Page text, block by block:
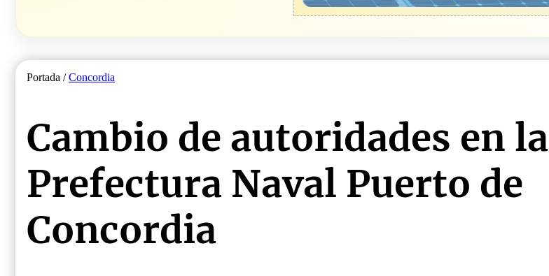
Portada /Concordia
Cambio de autoridades en la
Prefectura Naval Puerto de
Concordia